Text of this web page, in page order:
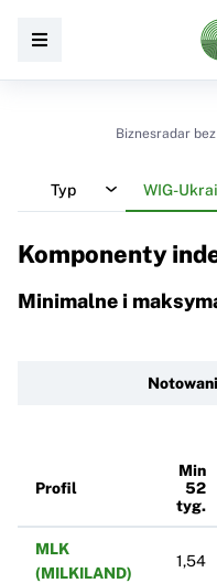
Biznesradar
Typ WIG-
Komponenty
Minimalne i
Profil
Min
52
tyg.
MLK
(MILKILAND)
1,54